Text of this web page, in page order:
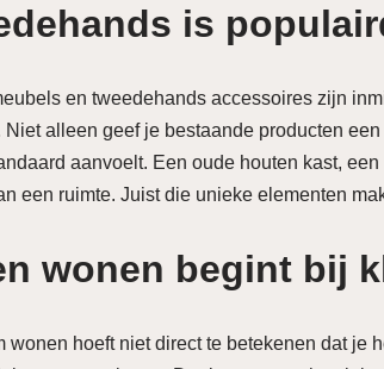
is
en tweedehands accessoires zijn
Niet alleen geef je bestaande producten
aanvoelt. Een oude houten kast,
een ruimte. Juist die unieke elementen
wonen begint bij
wonen hoeft niet direct te betekenen dat je